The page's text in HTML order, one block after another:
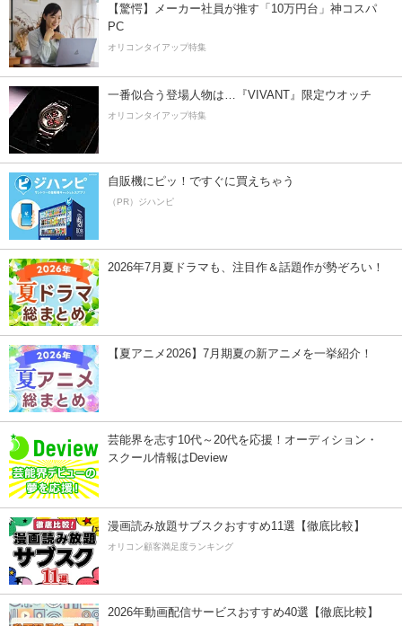
【驚愕】メーカー社員が推す「10万円台」神コスパ
PC
オリコンタイアップ特集
一番似合う登場人物は…『VIVANT』限定ウオッチ
オリコンタイアップ特集
自販機にピッ！ですぐに買えちゃう
（PR）ジハンピ
2026年7月夏ドラマも、注目作＆話題作が勢ぞろい！
【夏アニメ2026】7月期夏の新アニメを一挙紹介！
芸能界を志す10代～20代を応援！オーディション・
スクール情報はDeview
漫画読み放題サブスクおすすめ11選【徹底比較】
オリコン顧客満足度ランキング
2026年動画配信サービスおすすめ40選【徹底比較】